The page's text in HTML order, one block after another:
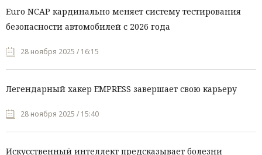
Euro NCAP кардинально меняет систему тестирования
безопасности автомобилей с 2026 года
28 ноября 2025 / 16:15
Легендарный хакер EMPRESS завершает свою карьеру
28 ноября 2025 / 15:40
Искусственный интеллект предсказывает болезни